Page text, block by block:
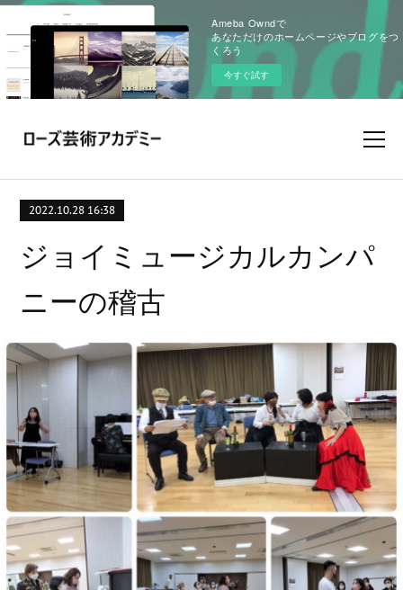
Ameba Owndで
あなただけのホームページやブログをつ
くろう
今すぐ試す
2022.10.28 16:38
ジョイミュージカルカンパ
ニーの稽古